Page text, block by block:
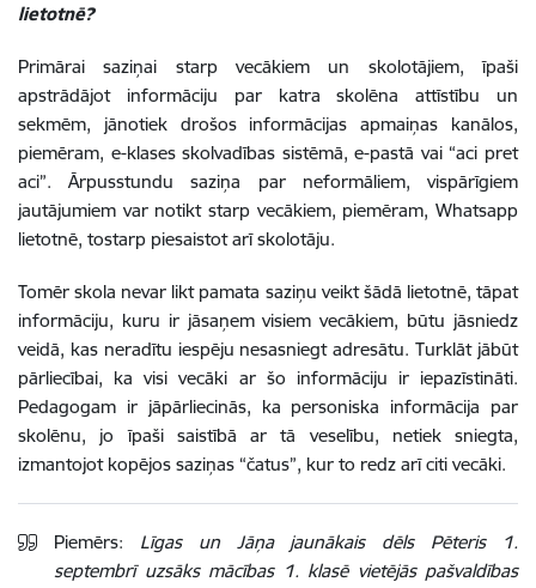
lietotnē?
Primārai saziņai starp vecākiem un skolotājiem, īpaši
apstrādājot informāciju par katra skolēna attīstību un
sekmēm, jānotiek drošos informācijas apmaiņas kanālos,
piemēram, e-klases skolvadības sistēmā, e-pastā vai “aci pret
aci”. Ārpusstundu saziņa par neformāliem, vispārīgiem
jautājumiem var notikt starp vecākiem, piemēram, Whatsapp
lietotnē, tostarp piesaistot arī skolotāju.
Tomēr skola nevar likt pamata saziņu veikt šādā lietotnē, tāpat
informāciju, kuru ir jāsaņem visiem vecākiem, būtu jāsniedz
veidā, kas neradītu iespēju nesasniegt adresātu. Turklāt jābūt
pārliecībai, ka visi vecāki ar šo informāciju ir iepazīstināti.
Pedagogam ir jāpārliecinās, ka personiska informācija par
skolēnu, jo īpaši saistībā ar tā veselību, netiek sniegta,
izmantojot kopējos saziņas “čatus”, kur to redz arī citi vecāki.
Piemērs: Līgas un Jāņa jaunākais dēls Pēteris 1.
septembrī uzsāks mācības 1. klasē vietējās pašvaldības